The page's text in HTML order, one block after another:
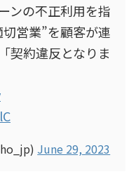
ンの不正利用を指
営業”を顧客が連
約違反となりま
June 29, 2023